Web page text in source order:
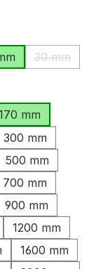
30 mm
(Diese
nicht verfügbar.)
mm
300 mm
500 mm
700 mm
900 mm
1200 mm
1600 mm